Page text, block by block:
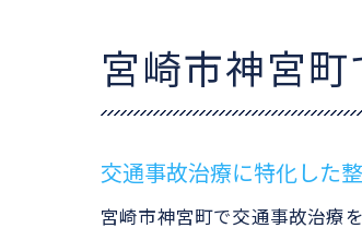
宮崎市神宮
交通事故治療に特化した
宮崎市神宮町で交通事故治療